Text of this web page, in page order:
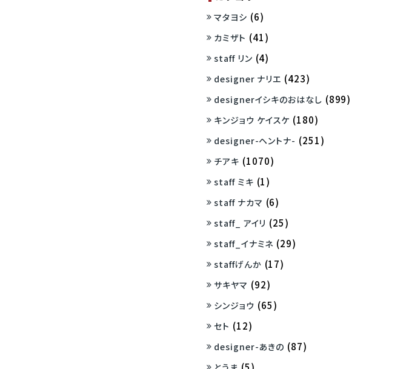
マタヨシ (6)
カミザト (41)
staff リン (4)
designer ナリエ (423)
designerイシキのおはなし (899)
キンジョウ ケイスケ (180)
designer-ヘントナ- (251)
チアキ (1070)
staff ミキ (1)
staff ナカマ (6)
staff_ アイリ (25)
staff_イナミネ (29)
staffげんか (17)
サキヤマ (92)
シンジョウ (65)
セト (12)
designer-あきの (87)